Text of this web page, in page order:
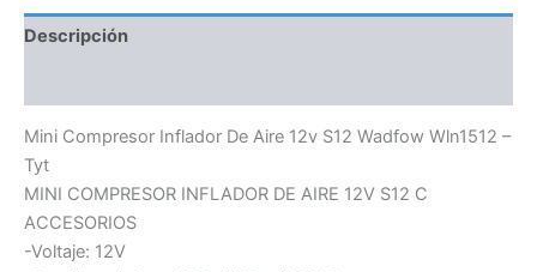
Descripción
Mini Compresor Inflador De Aire 12v S12 Wadfow Wln1512 –
Tyt
MINI COMPRESOR INFLADOR DE AIRE 12V S12 C
ACCESORIOS
-Voltaje: 12V